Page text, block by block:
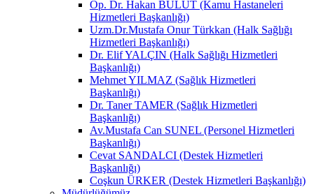
Op. Dr. Hakan BULUT (Kamu Hastaneleri
Hizmetleri Başkanlığı)
Uzm.Dr.Mustafa Onur Türkkan (Halk Sağlığı
Hizmetleri Başkanlığı)
Dr. Elif YALÇIN (Halk Sağlığı Hizmetleri
Başkanlığı)
Mehmet YILMAZ (Sağlık Hizmetleri
Başkanlığı)
Dr. Taner TAMER (Sağlık Hizmetleri
Başkanlığı)
Av.Mustafa Can SUNEL (Personel Hizmetleri
Başkanlığı)
Cevat SANDALCI (Destek Hizmetleri
Başkanlığı)
Coşkun ÜRKER (Destek Hizmetleri Başkanlığı)